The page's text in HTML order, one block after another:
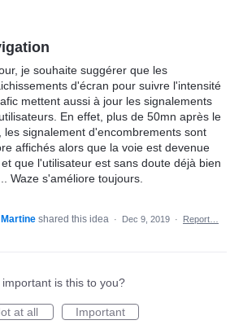
je souhaite suggérer que les
d'écran pour suivre l'intensité
mettent aussi à jour les signalements
En effet, plus de 50mn après le
les signalement d'encombrements sont
affichés alors que la voie est devenue
que l'utilisateur est sans doute déjà bien
Waze s'améliore toujours.
Martine shared this idea · Dec 9, 2019 · Report…
important is this to you?
at all
Important